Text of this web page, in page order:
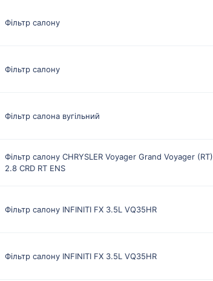
Фільтр салону
Фільтр салону
Фільтр салона вугільний
Фільтр салону CHRYSLER Voyager Grand Voyager (RT)
2.8 CRD RT ENS
Фільтр салону INFINITI FX 3.5L VQ35HR
Фільтр салону INFINITI FX 3.5L VQ35HR